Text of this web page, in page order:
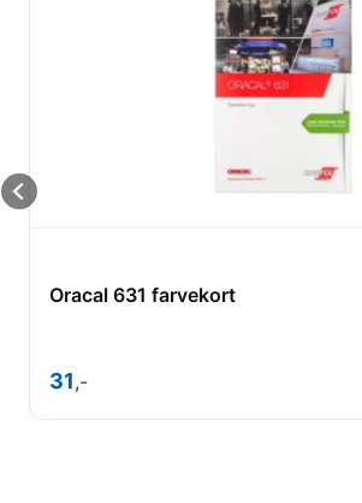
Oracal 631 farvekort
31,-